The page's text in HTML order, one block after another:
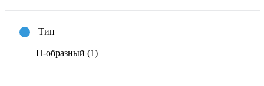
Тип
П-образный (1)